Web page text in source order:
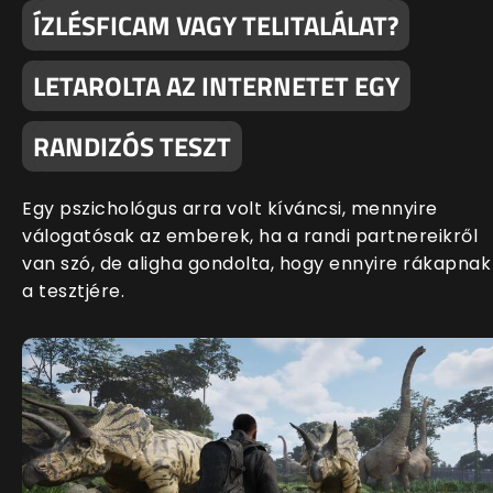
ÍZLÉSFICAM VAGY TELITALÁLAT?
LETAROLTA AZ INTERNETET EGY
RANDIZÓS TESZT
Egy pszichológus arra volt kíváncsi, mennyire
válogatósak az emberek, ha a randi partnereikről
van szó, de aligha gondolta, hogy ennyire rákapnak
a tesztjére.